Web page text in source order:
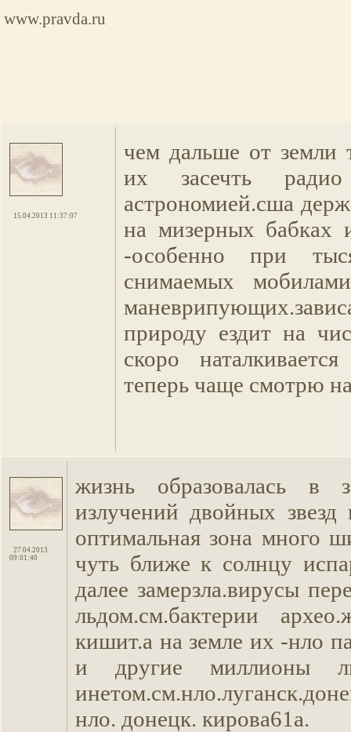
www.pravda.ru
15.04.2013 11:37:07
чем дальше от земли
их засечть
астрономией.сша
на мизерных бабках
-особенно при
снимаемых
природу ездит на
скоро
теперь чаще смотрю
27.04.2013
09:01:40
жизнь образовалась в
излучений двойных звезд
оптимальная зона много
чуть ближе к солнцу
далее замерзла.вирусы
льдом.см.бактерии
кишит.а на земле их -нло
и другие миллионы
нло. донецк. кирова61а.